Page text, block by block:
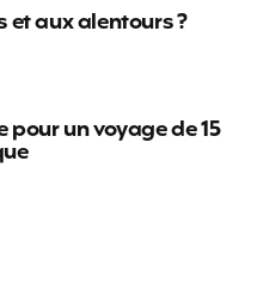
et aux alentours ?
un voyage de 15